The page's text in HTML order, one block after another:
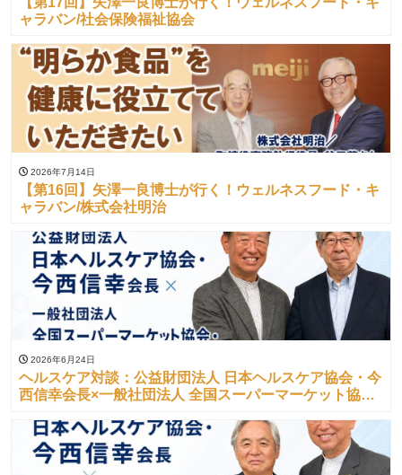
ャラバン/社会保険福祉協会
2026年7月14日
【第16回】矢澤一良博士が行く！ウェルネスフード・キ
ャラバン/株式会社明治
2026年6月24日
ヘルスケア対談：公益財団法人 日本ヘルスケア協会・今
西信幸会長×一般社団法人 全国スーパーマーケット協